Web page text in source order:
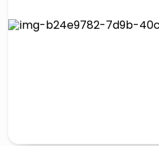
airpods